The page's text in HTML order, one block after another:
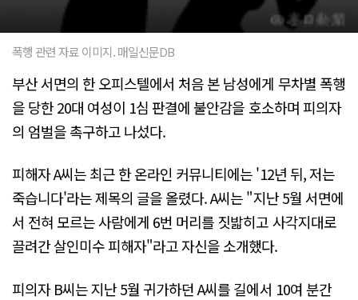
폭행 관련 자료 이미지. 매일신문DB
부산 서면의 한 오피스텔에서 처음 본 남성에게 무차별 폭행
을 당한 20대 여성이 1심 판결에 불안감을 호소하며 피의자
의 엄벌을 촉구하고 나섰다.
피해자 A씨는 최근 한 온라인 커뮤니티에는 '12년 뒤, 저는
죽습니다'라는 제목의 글을 올렸다. A씨는 "지난 5월 서면에
서 전혀 모르는 사람에게 6번 머리를 짓밟히고 사각지대로
끌려간 살인미수 피해자"라고 자신을 소개했다.
피의자 B씨는 지난 5월 귀가하던 A씨를 길에서 10여 분간